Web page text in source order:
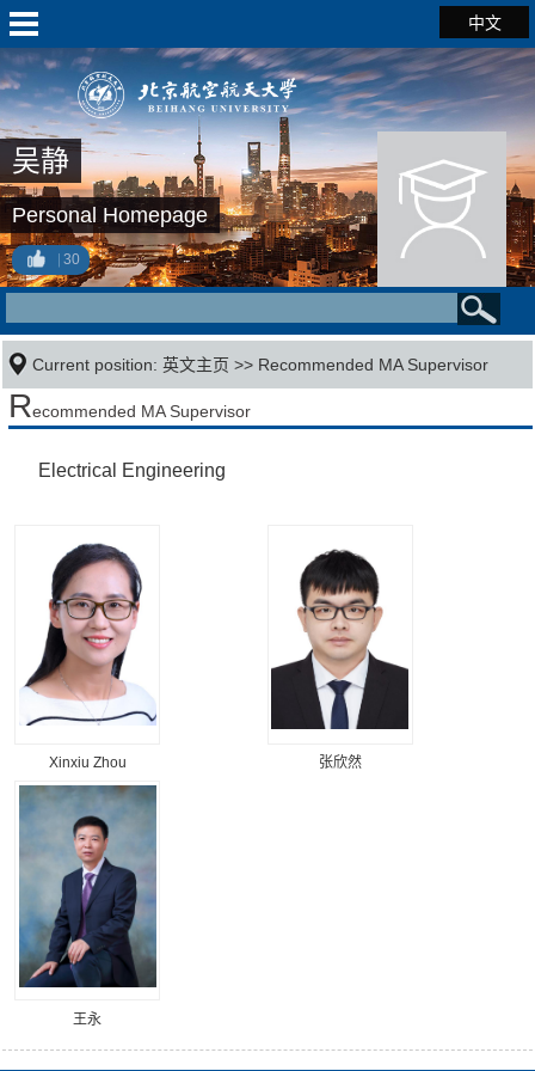
中文
吴静
Personal Homepage
30
Current position:英文主页 >> Recommended MA Supervisor
Recommended MA Supervisor
Electrical Engineering
Xinxiu Zhou 张欣然
王永